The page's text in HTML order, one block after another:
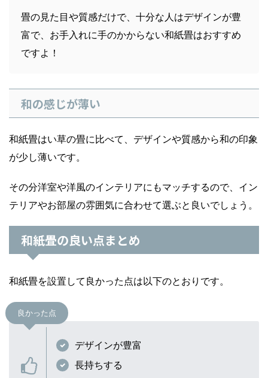
畳の見た目や質感だけで、十分な人はデザインが豊
富で、お手入れに手のかからない和紙畳はおすすめ
ですよ！
和の感じが薄い
和紙畳はい草の畳に比べて、デザインや質感から和の印象
が少し薄いです。
その分洋室や洋風のインテリアにもマッチするので、イン
テリアやお部屋の雰囲気に合わせて選ぶと良いでしょう。
和紙畳の良い点まとめ
和紙畳を設置して良かった点は以下のとおりです。
良かった点
デザインが豊富
長持ちする